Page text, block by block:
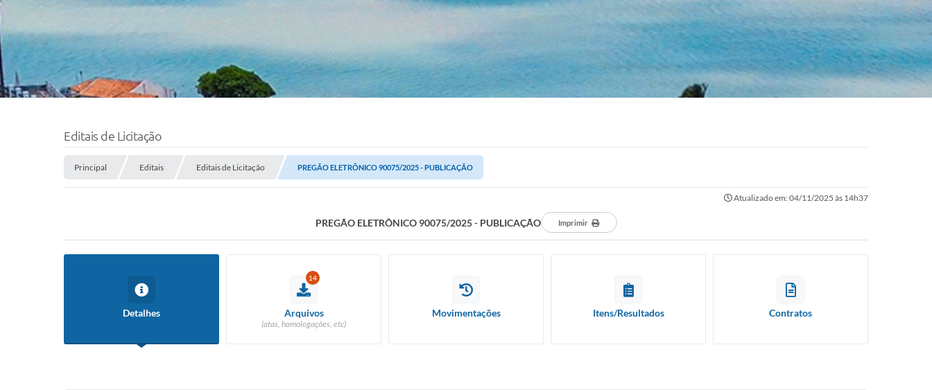
Editais de Licitação
Principal Editais Editais de Licitação PREGÃO ELETRÔNICO 90075/2025 - PUBLICAÇÃO
Atualizado em: 04/11/2025 às 14h37
PREGÃO ELETRÔNICO 90075/2025 - PUBLICAÇÃO Imprimir
Detalhes
14
Arquivos
(atas, homologações, etc)
Movimentações Itens/Resultados Contratos